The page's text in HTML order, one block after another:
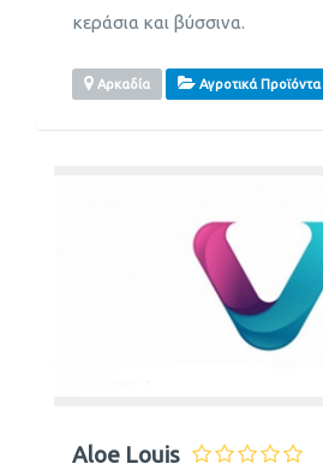
κεράσια και βύσσινα.
Αρκαδία Αγροτικά Προϊόντα
Aloe Louis